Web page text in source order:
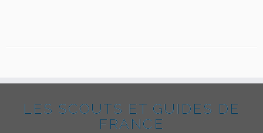
LES SCOUTS ET GUIDES DE
FRANCE